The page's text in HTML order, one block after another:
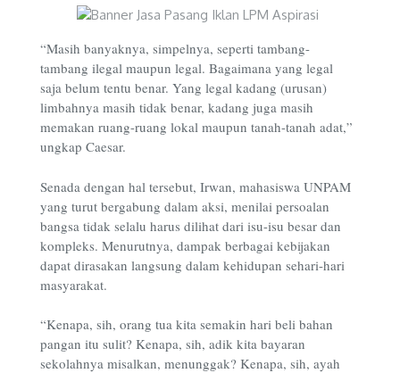
“Masih banyaknya, simpelnya, seperti tambang-
tambang ilegal maupun legal. Bagaimana yang legal
saja belum tentu benar. Yang legal kadang (urusan)
limbahnya masih tidak benar, kadang juga masih
memakan ruang-ruang lokal maupun tanah-tanah adat,”
ungkap Caesar.
Senada dengan hal tersebut, Irwan, mahasiswa UNPAM
yang turut bergabung dalam aksi, menilai persoalan
bangsa tidak selalu harus dilihat dari isu-isu besar dan
kompleks. Menurutnya, dampak berbagai kebijakan
dapat dirasakan langsung dalam kehidupan sehari-hari
masyarakat.
“Kenapa, sih, orang tua kita semakin hari beli bahan
pangan itu sulit? Kenapa, sih, adik kita bayaran
sekolahnya misalkan, menunggak? Kenapa, sih, ayah